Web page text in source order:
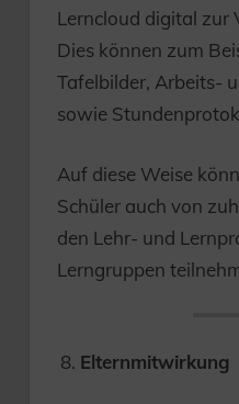
Lerncloud digital zur
Dies können zum
Tafelbilder, Arbeits-
sowie
Auf diese Weise
Schüler auch von
den Lehr- und
Lerngruppen
Elternmitwirkung